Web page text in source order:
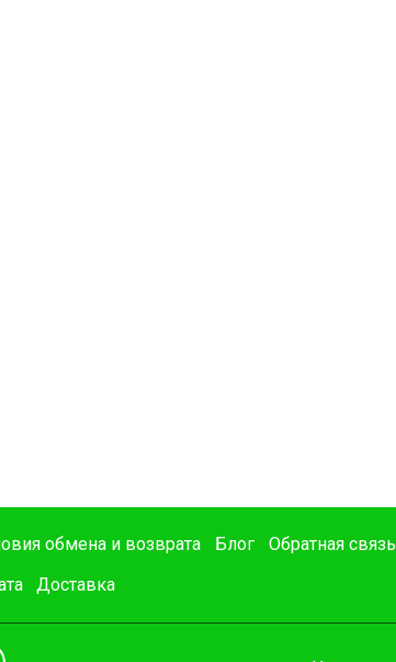
обмена и возврата Блог Обратная связь
Доставка